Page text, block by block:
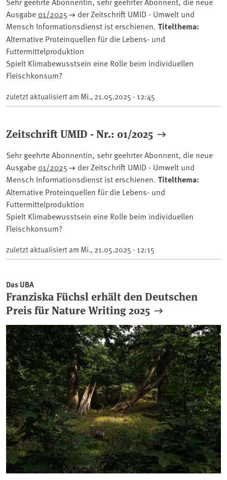
Ausgabe 01/2025
der Zeitschrift UMID - Umwelt und
Mensch Informationsdienst ist erschienen. Titelthema:
Alternative Proteinquellen für die Lebens- und
Futtermittelproduktion
Spielt Klimabewusstsein eine Rolle beim individuellen
Fleischkonsum?
zuletzt aktualisiert am Mi., 21.05.2025 - 12:45
Zeitschrift UMID - Nr.: 01/2025
Sehr geehrte Abonnentin, sehr geehrter Abonnent, die neue
Ausgabe 01/2025
der Zeitschrift UMID - Umwelt und
Mensch Informationsdienst ist erschienen. Titelthema:
Alternative Proteinquellen für die Lebens- und
Futtermittelproduktion
Spielt Klimabewusstsein eine Rolle beim individuellen
Fleischkonsum?
zuletzt aktualisiert am Mi., 21.05.2025 - 12:15
Das UBA
Franziska Füchsl erhält den Deutschen
Preis für Nature Writing 2025